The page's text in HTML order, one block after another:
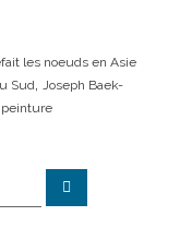
les noeuds en Asie
Sud
Joseph Baek-
peinture
R